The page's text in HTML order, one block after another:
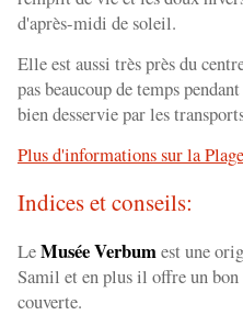
d'après-midi de soleil.
Elle est aussi très près du
pas beaucoup de temps
bien desservie par les
Plus d'informations sur la
Indices et conseils:
LeMuséeVerbumest une
Samil et en plus il offre un bon
couverte.